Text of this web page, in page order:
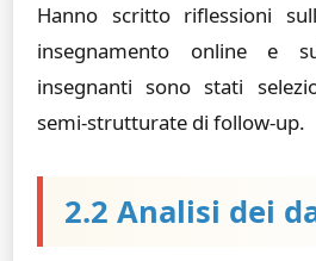
Hanno scritto riflessioni
insegnamento online e
insegnanti sono stati
semi-strutturate di follow-up.
2.2 Analisi dei